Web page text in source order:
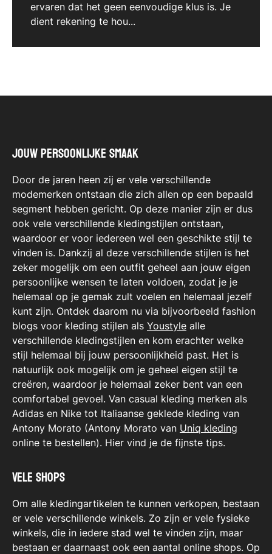
ervaren dat het geen eenvoudige klus is. Je
dient rekening te hou...
Jouw persoonlijke smaak
Door de jaren heen zij er vele verschillende
modemerken ontstaan die zich allen op een bepaald
segment hebben gericht. Op deze manier zijn er dus
ook vele verschillende kledingstijlen ontstaan,
waardoor er voor iedereen wel een geschikte stijl te
vinden is. Dankzij al deze verschillende stijlen is het
zeker mogelijk om een outfit geheel aan jouw eigen
persoonlijke wensen te laten voldoen, zodat je je
helemaal op je gemak zult voelen en helemaal jezelf
kunt zijn. Ontdek daarom nu via bijvoorbeeld fashion
blogs voor kleding stijlen als Youstyle alle
verschillende kledingstijlen en kom erachter welke
stijl helemaal bij jouw persoonlijkheid past. Het is
natuurlijk ook mogelijk om je geheel eigen stijl te
creëren, waardoor je helemaal zeker bent van een
comfortabel gevoel. Van casual kleding merken als
Adidas en Nike tot Italiaanse geklede kleding van
Antony Morato (Antony Morato van Uniq kleding
online te bestellen). Hier vind je de fijnste tips.
Vele shops
Om alle kledingartikelen te kunnen verkopen, bestaan
er vele verschillende winkels. Zo zijn er vele fysieke
winkels, die in iedere stad wel te vinden zijn, maar
bestaan er daarnaast ook een aantal online shops. Op